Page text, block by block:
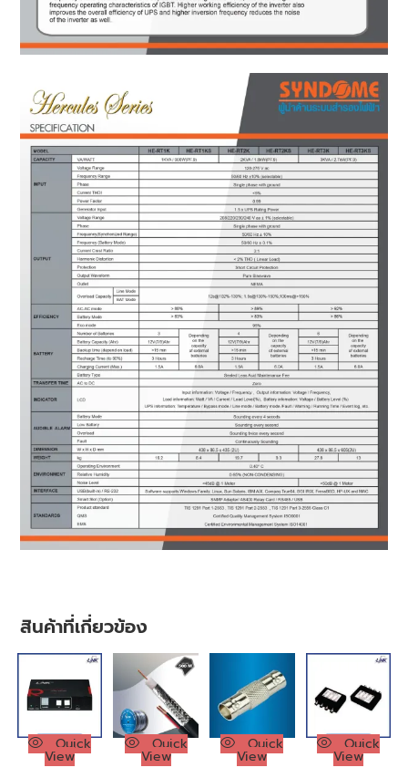
สินค้าที่เกี่ยวข้อง
Quick
View
Quick
View
Quick
View
Quick
View